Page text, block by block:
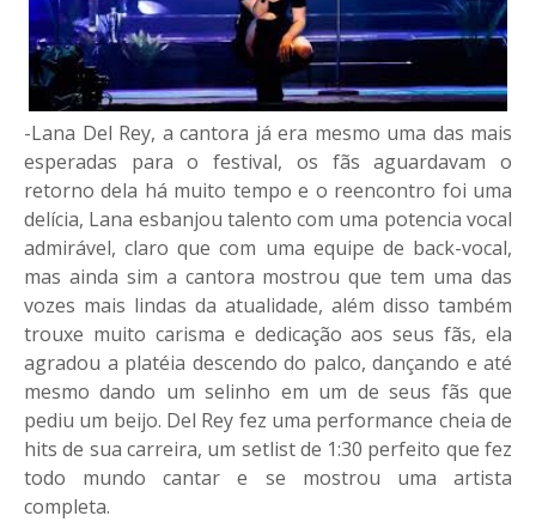
-Lana Del Rey, a cantora já era mesmo uma das mais
esperadas para o festival, os fãs aguardavam o
retorno dela há muito tempo e o reencontro foi uma
delícia, Lana esbanjou talento com uma potencia vocal
admirável, claro que com uma equipe de back-vocal,
mas ainda sim a cantora mostrou que tem uma das
vozes mais lindas da atualidade, além disso também
trouxe muito carisma e dedicação aos seus fãs, ela
agradou a platéia descendo do palco, dançando e até
mesmo dando um selinho em um de seus fãs que
pediu um beijo. Del Rey fez uma performance cheia de
hits de sua carreira, um setlist de 1:30 perfeito que fez
todo mundo cantar e se mostrou uma artista
completa.